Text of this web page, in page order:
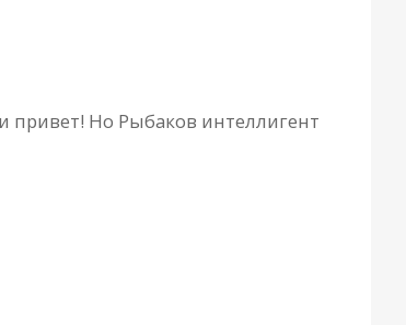
привет! Но Рыбаков интеллигент